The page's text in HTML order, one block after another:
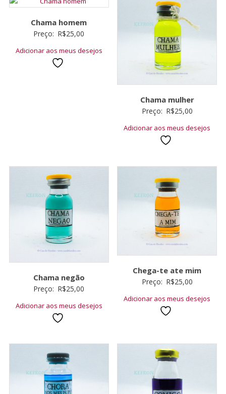
Chama homem
Preço: R$25,00
Adicionar aos meus desejos
Chama mulher
Preço: R$25,00
Adicionar aos meus desejos
Chama negão
Preço: R$25,00
Adicionar aos meus desejos
Chega-te ate mim
Preço: R$25,00
Adicionar aos meus desejos